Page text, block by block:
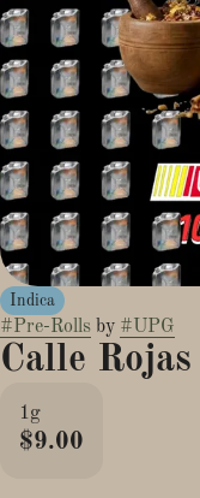
Indica
#Pre-Rolls by #UPG
Calle
1g
$9.00